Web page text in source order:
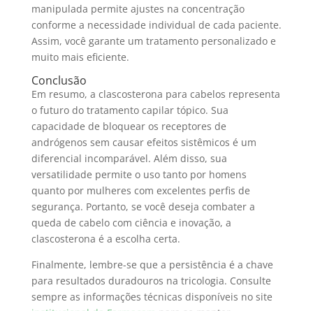
manipulada permite ajustes na concentração
conforme a necessidade individual de cada paciente.
Assim, você garante um tratamento personalizado e
muito mais eficiente.
Conclusão
Em resumo, a clascosterona para cabelos representa
o futuro do tratamento capilar tópico. Sua
capacidade de bloquear os receptores de
andrógenos sem causar efeitos sistêmicos é um
diferencial incomparável. Além disso, sua
versatilidade permite o uso tanto por homens
quanto por mulheres com excelentes perfis de
segurança. Portanto, se você deseja combater a
queda de cabelo com ciência e inovação, a
clascosterona é a escolha certa.
Finalmente, lembre-se que a persistência é a chave
para resultados duradouros na tricologia. Consulte
sempre as informações técnicas disponíveis no site